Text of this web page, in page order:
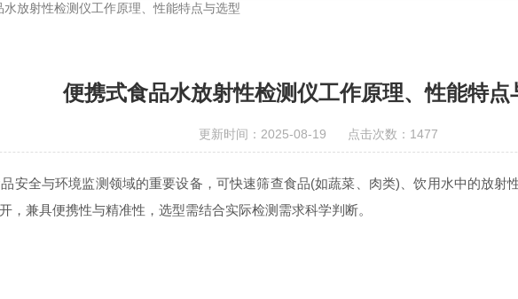
水放射性检测仪工作原理、性能特点与选型
便携式食品水放射性检测仪工作原理、性能特点
更新时间：2025-08-19 点击次数：1477
安全与环境监测领域的重要设备，可快速筛查食品(如蔬菜、肉类)、饮用水中的放射
，兼具便携性与精准性，选型需结合实际检测需求科学判断。​